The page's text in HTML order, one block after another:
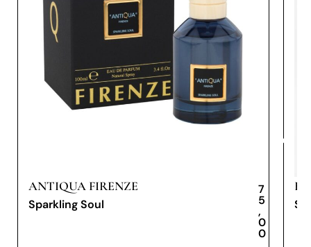
ANTIQUA FIRENZE
Sparkling Soul
7
5
,
0
0